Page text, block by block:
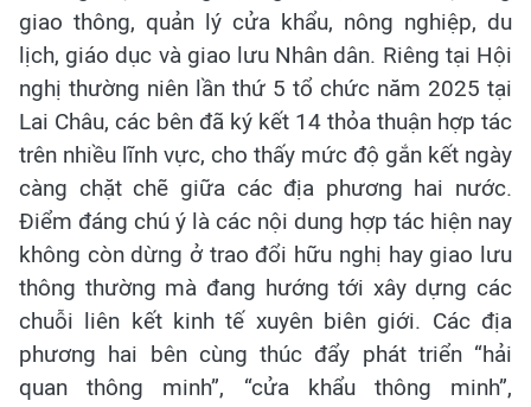
giao thông, quản lý cửa khẩu, nông nghiệp, du
lịch, giáo dục và giao lưu Nhân dân. Riêng tại Hội
nghị thường niên lần thứ 5 tổ chức năm 2025 tại
Lai Châu, các bên đã ký kết 14 thỏa thuận hợp tác
trên nhiều lĩnh vực, cho thấy mức độ gắn kết ngày
càng chặt chẽ giữa các địa phương hai nước.
Điểm đáng chú ý là các nội dung hợp tác hiện nay
không còn dừng ở trao đổi hữu nghị hay giao lưu
thông thường mà đang hướng tới xây dựng các
chuỗi liên kết kinh tế xuyên biên giới. Các địa
phương hai bên cùng thúc đẩy phát triển “hải
quan thông minh”, “cửa khẩu thông minh”,